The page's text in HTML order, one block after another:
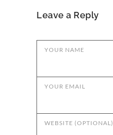
Leave a Reply
YOUR NAME
YOUR EMAIL
WEBSITE (OPTIONAL)